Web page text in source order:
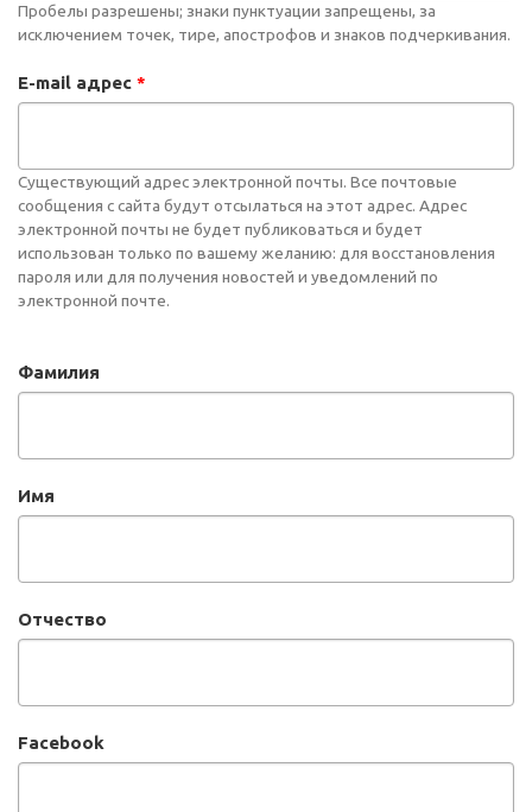
Пробелы разрешены; знаки пунктуации запрещены, за
исключением точек, тире, апострофов и знаков подчеркивания.
E-mail адрес *
Существующий адрес электронной почты. Все почтовые
сообщения с сайта будут отсылаться на этот адрес. Адрес
электронной почты не будет публиковаться и будет
использован только по вашему желанию: для восстановления
пароля или для получения новостей и уведомлений по
электронной почте.
Фамилия
Имя
Отчество
Facebook